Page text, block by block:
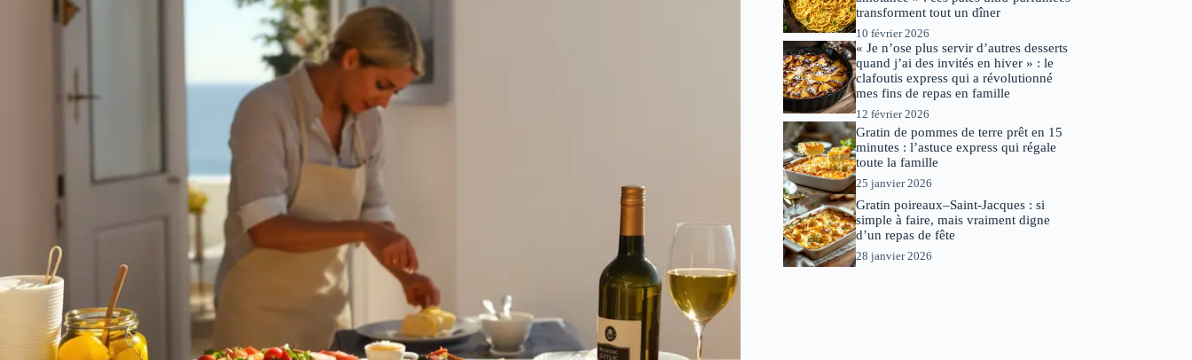
transforment tout un dîner
10 février 2026
« Je n’ose plus servir d’autres desserts
quand j’ai des invités en hiver » : le
clafoutis express qui a révolutionné
mes fins de repas en famille
12 février 2026
Gratin de pommes de terre prêt en 15
minutes : l’astuce express qui régale
toute la famille
25 janvier 2026
Gratin poireaux–Saint-Jacques : si
simple à faire, mais vraiment digne
d’un repas de fête
28 janvier 2026